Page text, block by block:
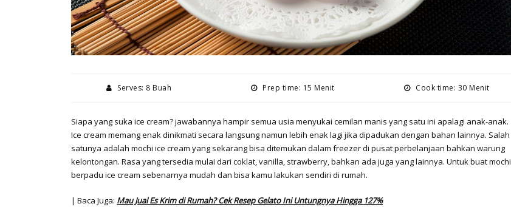
Serves: 8 Buah Prep time: 15 Menit Cook time: 30 Menit
Siapa yang suka ice cream? jawabannya hampir semua usia menyukai cemilan manis yang satu ini apalagi anak-anak.
Ice cream memang enak dinikmati secara langsung namun lebih enak lagi jika dipadukan dengan bahan lainnya. Salah
satunya adalah mochi ice cream yang sekarang bisa ditemukan dalam freezer di pusat perbelanjaan bahkan warung
kelontongan. Rasa yang tersedia mulai dari coklat, vanilla, strawberry, bahkan ada juga yang lainnya. Untuk buat mochi
berpadu ice cream sebenarnya mudah dan bisa kamu lakukan sendiri di rumah.
| Baca Juga: Mau Jual Es Krim di Rumah? Cek Resep Gelato Ini Untungnya Hingga 127%